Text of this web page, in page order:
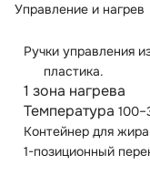
Управление и нагрев
Ручки управления
пластика.
1 зона нагрева
Температура
Контейнер для
1-позиционный